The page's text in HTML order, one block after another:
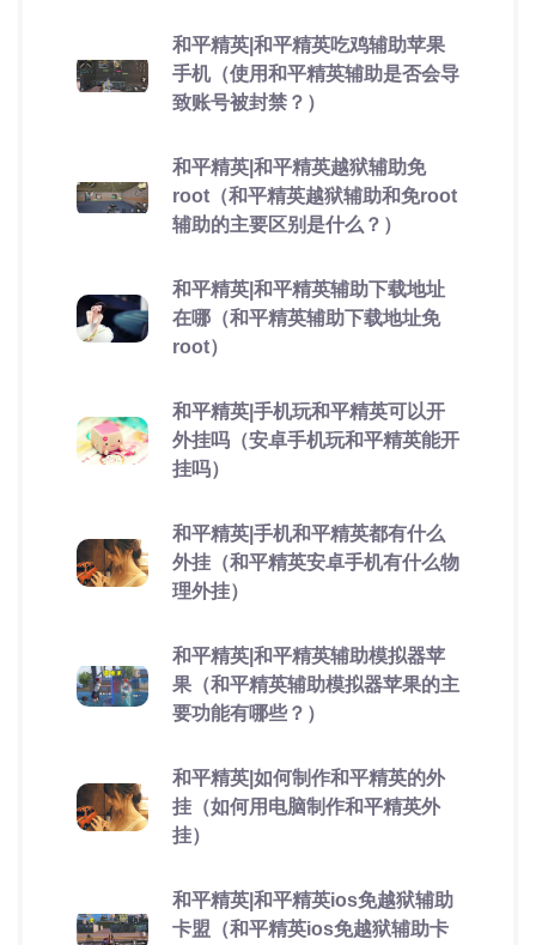
和平精英|和平精英吃鸡辅助苹果
手机（使用和平精英辅助是否会导
致账号被封禁？）
和平精英|和平精英越狱辅助免
root（和平精英越狱辅助和免root
辅助的主要区别是什么？）
和平精英|和平精英辅助下载地址
在哪（和平精英辅助下载地址免
root）
和平精英|手机玩和平精英可以开
外挂吗（安卓手机玩和平精英能开
挂吗）
和平精英|手机和平精英都有什么
外挂（和平精英安卓手机有什么物
理外挂）
和平精英|和平精英辅助模拟器苹
果（和平精英辅助模拟器苹果的主
要功能有哪些？）
和平精英|如何制作和平精英的外
挂（如何用电脑制作和平精英外
挂）
和平精英|和平精英ios免越狱辅助
卡盟（和平精英ios免越狱辅助卡